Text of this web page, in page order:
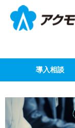
導入相談